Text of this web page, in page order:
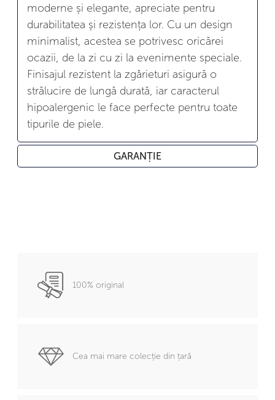
moderne și elegante, apreciate pentru
durabilitatea și rezistența lor. Cu un design
minimalist, acestea se potrivesc oricărei
ocazii, de la zi cu zi la evenimente speciale.
Finisajul rezistent la zgârieturi asigură o
strălucire de lungă durată, iar caracterul
hipoalergenic le face perfecte pentru toate
tipurile de piele.
GARANȚIE
100% original
Cea mai mare colecție din țară